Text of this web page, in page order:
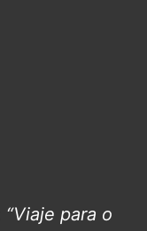
“Viaje para o